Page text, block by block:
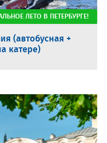
(автобусная +
катере)
ЛЕТО В ПЕТЕРБУРГЕ!